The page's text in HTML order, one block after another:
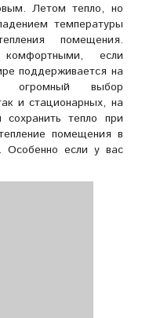
Летом тепло, но
температуры
помещения.
если
поддерживается на
огромный выбор
и стационарных, на
тепло при
помещения в
Особенно если у вас